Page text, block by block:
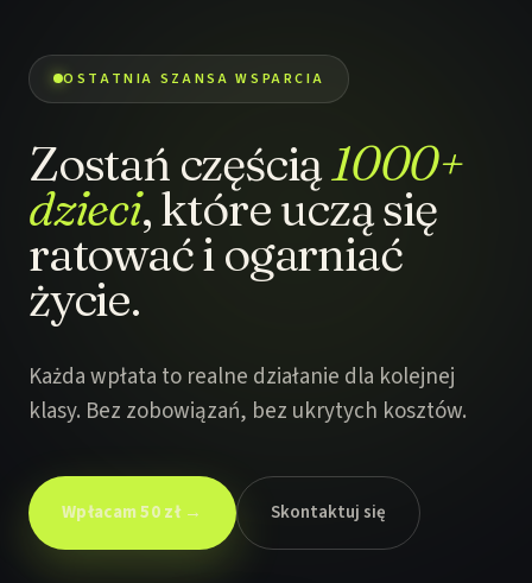
OSTATNIA SZANSA WSPARCIA
Zostań częścią1000+
dzieci, które uczą się
ratować i ogarniać
życie.
Każda wpłata to realne działanie dla kolejnej
klasy. Bez zobowiązań, bez ukrytych kosztów.
Wpłacam 50 zł → Skontaktuj się